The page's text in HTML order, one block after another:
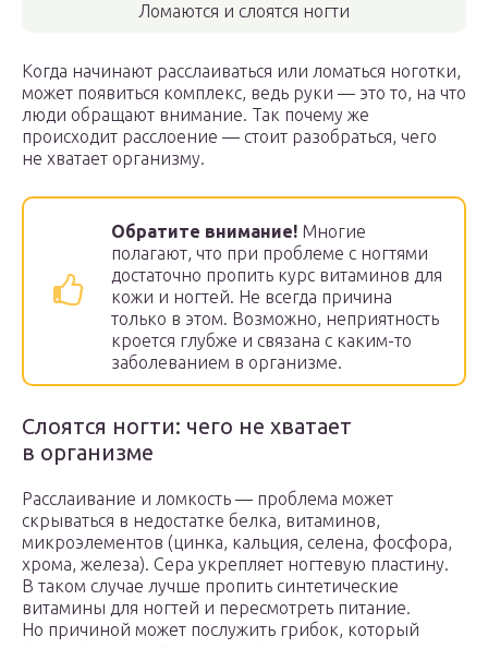
Ломаются и слоятся ногти
Когда начинают расслаиваться или ломаться ноготки,
может появиться комплекс, ведь руки — это то, на что
люди обращают внимание. Так почему же
происходит расслоение — стоит разобраться, чего
не хватает организму.
Обратите внимание! Многие
полагают, что при проблеме с ногтями
достаточно пропить курс витаминов для
кожи и ногтей. Не всегда причина
только в этом. Возможно, неприятность
кроется глубже и связана с каким-то
заболеванием в организме.
Слоятся ногти: чего не хватает
в организме
Расслаивание и ломкость — проблема может
скрываться в недостатке белка, витаминов,
микроэлементов (цинка, кальция, селена, фосфора,
хрома, железа). Сера укрепляет ногтевую пластину.
В таком случае лучше пропить синтетические
витамины для ногтей и пересмотреть питание.
Но причиной может послужить грибок, который